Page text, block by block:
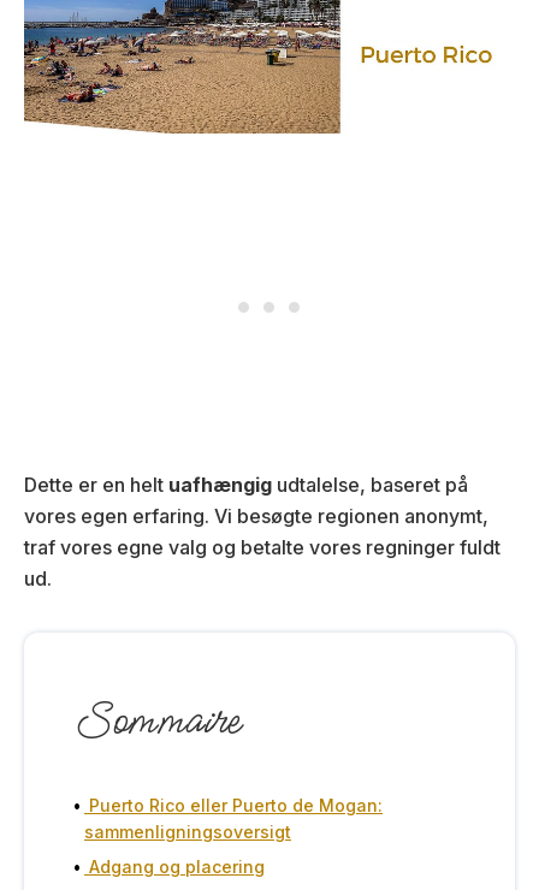
Dette er en helt uafhængig udtalelse, baseret på
vores egen erfaring. Vi besøgte regionen anonymt,
traf vores egne valg og betalte vores regninger fuldt
ud.
Sommaire
Puerto Rico eller Puerto de Mogan:
sammenligningsoversigt
Adgang og placering